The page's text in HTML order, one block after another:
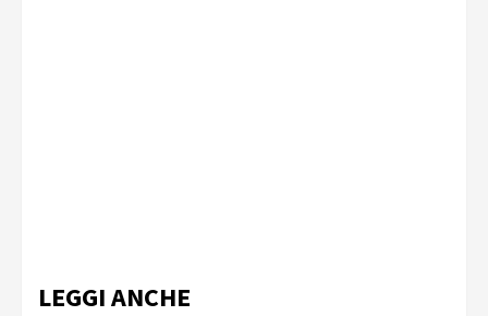
LEGGI ANCHE